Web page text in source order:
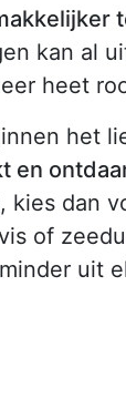
kan al
heet
het
en
kies dan
of
uit